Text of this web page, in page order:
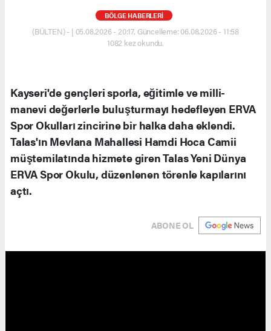
BÖLGE HABERLERİ
(BÜLTEN) - | 05.08.2026 - 20:17, Güncelleme: 06.08.2026 - 11:58
1082 kez okundu.
Kayseri'de gençleri sporla, eğitimle ve milli-
manevi değerlerle buluşturmayı hedefleyen ERVA
Spor Okulları zincirine bir halka daha eklendi.
Talas'ın Mevlana Mahallesi Hamdi Hoca Camii
müştemilatında hizmete giren Talas Yeni Dünya
ERVA Spor Okulu, düzenlenen törenle kapılarını
açtı.
ABONE OL